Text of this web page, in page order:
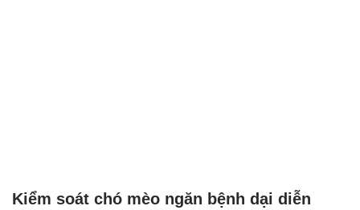
Kiểm soát chó mèo ngăn bệnh dại diễn